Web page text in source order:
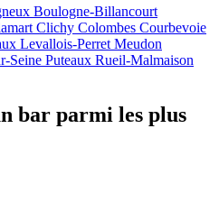
Boulogne-Billancourt
Clichy Colombes Courbevoie
Levallois-Perret Meudon
Seine Puteaux Rueil-Malmaison
bar parmi les plus